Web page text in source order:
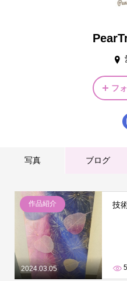
フ
写真 ブログ
2024.03.05
作品紹介 技